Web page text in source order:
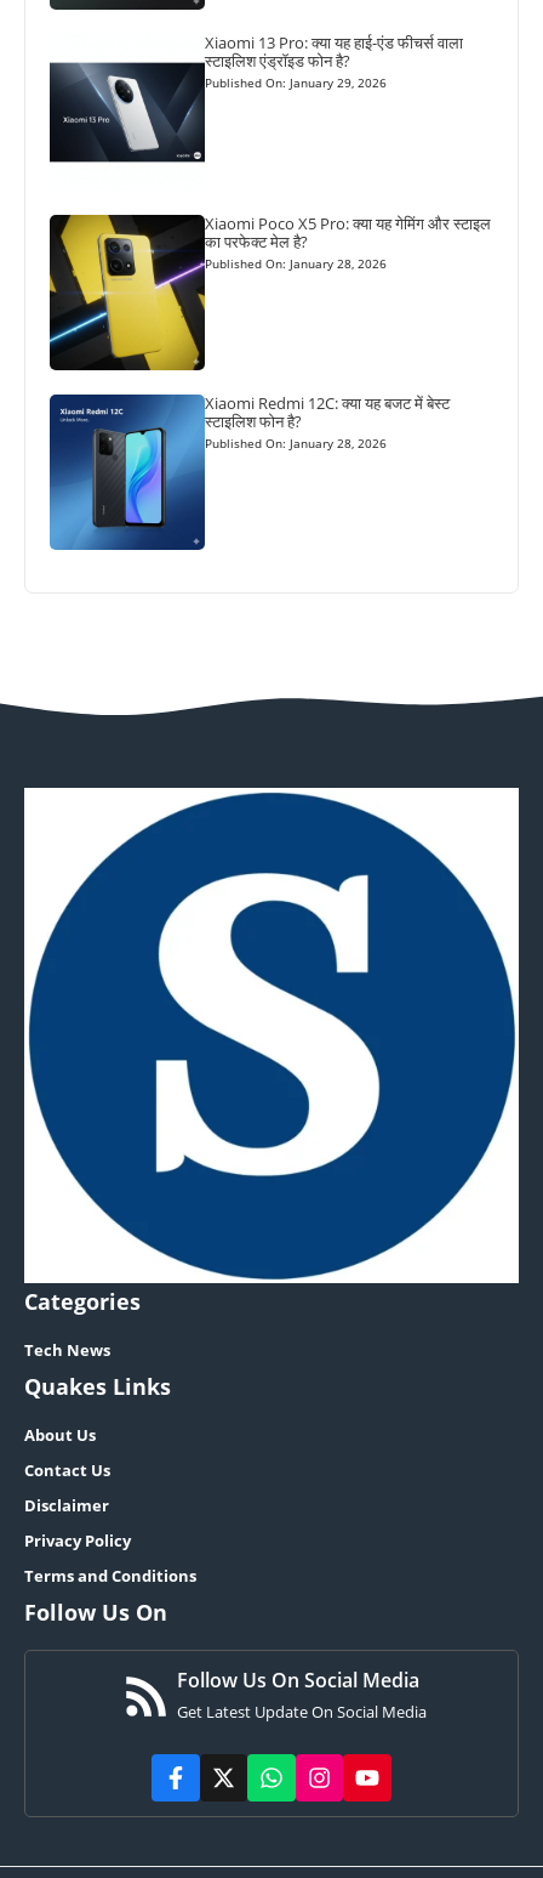
Xiaomi 13 Pro: क्या यह हाई-एंड फीचर्स वाला
स्टाइलिश एंड्रॉइड फोन है?
Published On: January 29, 2026
Xiaomi Poco X5 Pro: क्या यह गेमिंग और स्टाइल
का परफेक्ट मेल है?
Published On: January 28, 2026
Xiaomi Redmi 12C: क्या यह बजट में बेस्ट
स्टाइलिश फोन है?
Published On: January 28, 2026
Categories
Tech News
Quakes Links
About Us
Contact Us
Disclaimer
Privacy Policy
Terms and Conditions
Follow Us On
Follow Us On Social Media
Get Latest Update On Social Media